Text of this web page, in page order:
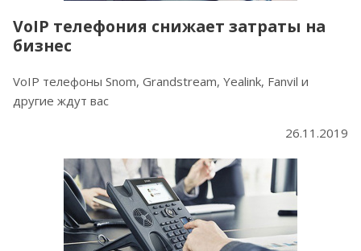
VoIP телефония снижает затраты на
бизнес
VoIP телефоны Snom, Grandstream, Yealink, Fanvil и
другие ждут вас
26.11.2019